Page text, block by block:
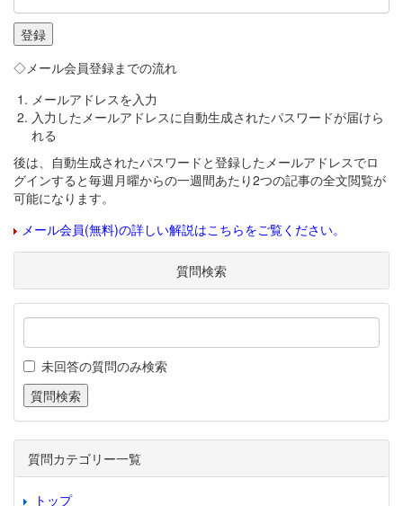
◇メール会員登録までの流れ
メールアドレスを入力
入力したメールアドレスに自動生成されたパスワードが届けら
れる
後は、自動生成されたパスワードと登録したメールアドレスでロ
グインすると毎週月曜からの一週間あたり2つの記事の全文閲覧が
可能になります。
メール会員(無料)の詳しい解説はこちらをご覧ください。
質問検索
未回答の質問のみ検索
質問カテゴリー一覧
トップ